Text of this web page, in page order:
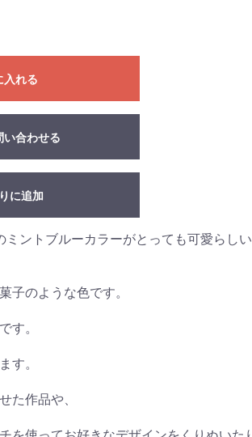
入れる
い合わせる
に追加
ミントブルーカラーがとっても可愛らし
子のような色です。
す。
す。
た作品や、